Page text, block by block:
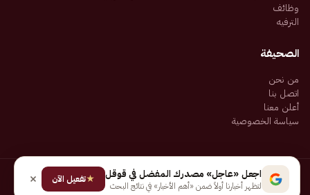
وظائف
الترفيه
الصحيفة
من نحن
اتصل بنا
أعلن معنا
سياسة الخصوصية
جميع الحقوق محفوظة لـ شركة إيجاز للنشر الإلكتروني المالكة لصحيفة عاجل
سياسة الخصوصيةشروط الاستخدام
اجعل «عاجل» مصدرك المفضل في قوقل
لتظهر أخبارنا أولاً ضمن «أهم الأخبار» في نتائج البحث
★تفعيل الآن